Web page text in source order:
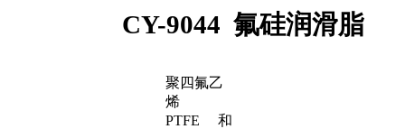
CY-9044 氟硅润滑脂
聚四氟乙
烯
PTFE
和